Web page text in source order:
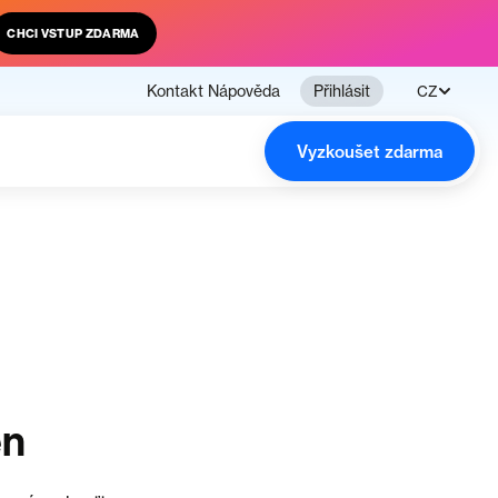
CHCI VSTUP ZDARMA
Kontakt Nápověda Přihlásit CZ
Vyzkoušet zdarma